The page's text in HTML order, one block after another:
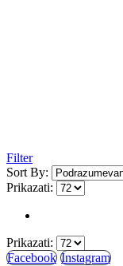
Filter
Sort By:
Prikazati:
Prikazati:
Facebook Instagram